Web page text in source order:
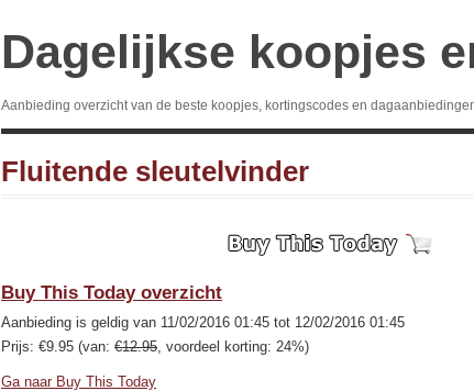
Dagelijkse koopjes
Aanbieding overzicht van de beste koopjes, kortingscodes en
Fluitende sleutelvinder
Buy This Today overzicht
Aanbieding is geldig van 11/02/2016 01:45 tot 12/02/2016 01:45
Prijs: €9.95 (van: €12.95, voordeel korting: 24%)
Ga naar Buy This Today